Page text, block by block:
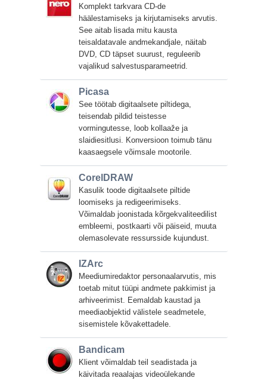
Komplekt tarkvara CD-de
häälestamiseks ja kirjutamiseks arvutis.
See aitab lisada mitu kausta
teisaldatavale andmekandjale, näitab
DVD, CD täpset suurust, reguleerib
vajalikud salvestusparameetrid.
Picasa
See töötab digitaalsete piltidega,
teisendab pildid teistesse
vormingutesse, loob kollaaže ja
slaidiesitlusi. Konversioon toimub tänu
kaasaegsele võimsale mootorile.
CorelDRAW
Kasulik toode digitaalsete piltide
loomiseks ja redigeerimiseks.
Võimaldab joonistada kõrgekvaliteedilist
embleemi, postkaarti või päiseid, muuta
olemasolevate ressursside kujundust.
IZArc
Meediumiredaktor personaalarvutis, mis
toetab mitut tüüpi andmete pakkimist ja
arhiveerimist. Eemaldab kaustad ja
meediaobjektid välistele seadmetele,
sisemistele kõvakettadele.
Bandicam
Klient võimaldab teil seadistada ja
käivitada reaalajas videoülekande